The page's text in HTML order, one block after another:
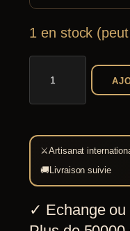
1 en stock
Fer
lance
médiéval
forgé
main
⚔Artisanat
🚚 Livraison suivie
✓ Echange